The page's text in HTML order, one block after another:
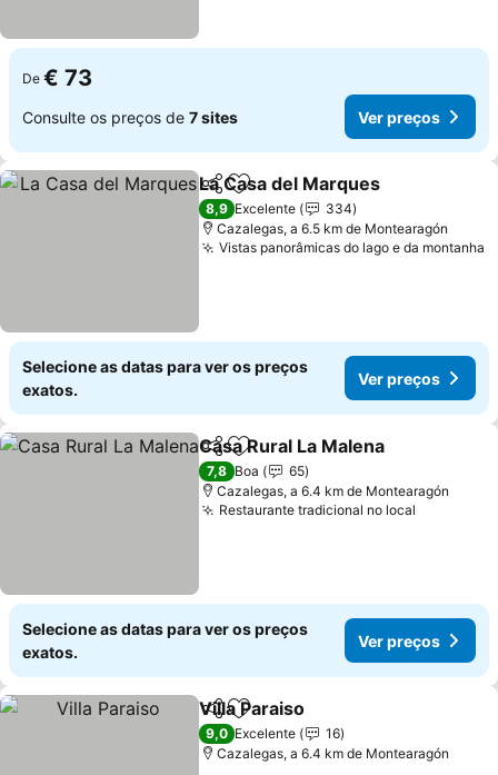
De € 73
Consulte os preços de 7 sites Ver preços
PartilharAdicionar aos favoritos
La Casa del Marques
8,9 Excelente
334
Cazalegas, a 6.5 km de Montearagón
Vistas panorâmicas do lago e da montanha
Selecione as datas para ver os preços
exatos.
Ver preços
PartilharAdicionar aos favoritos
Casa Rural La Malena
7,8 Boa
65
Cazalegas, a 6.4 km de Montearagón
Restaurante tradicional no local
Selecione as datas para ver os preços
exatos.
Ver preços
PartilharAdicionar aos favoritos
Villa Paraiso
9,0 Excelente
16
Cazalegas, a 6.4 km de Montearagón